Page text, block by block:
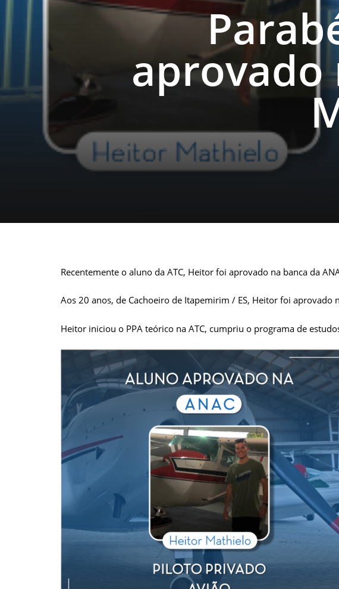
aprovado
Recentemente o aluno da ATC, Heitor foi aprovado na banca da
Aos 20 anos, de Cachoeiro de Itapemirim / ES, Heitor foi aprovado
Heitor iniciou o PPA teórico na ATC, cumpriu o programa de